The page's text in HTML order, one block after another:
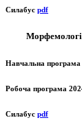
Силабус pdf
Навчальна програма
Робоча програма
Силабус pdf